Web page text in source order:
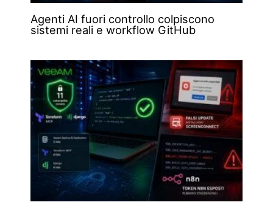
Agenti AI fuori controllo colpiscono
sistemi reali e workflow GitHub